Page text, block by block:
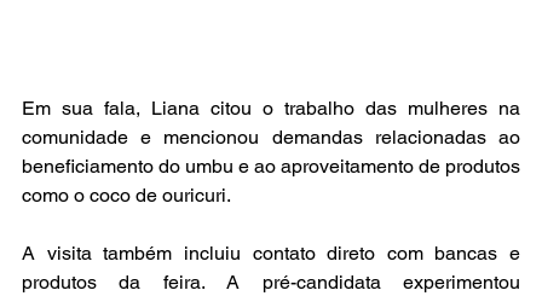
Em sua fala, Liana citou o trabalho das mulheres na
comunidade e mencionou demandas relacionadas ao
beneficiamento do umbu e ao aproveitamento de produtos
como o coco de ouricuri.
A visita também incluiu contato direto com bancas e
produtos da feira. A pré-candidata experimentou